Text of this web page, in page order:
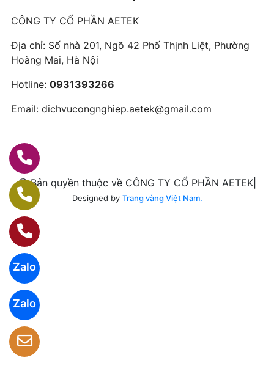
Zalo
Zalo
CÔNG TY CỔ PHẦN AETEK
Địa chỉ: Số nhà 201, Ngõ 42 Phố Thịnh Liệt, Phường
Hoàng Mai, Hà Nội
Hotline: 0931393266
Email: dichvucongnghiep.aetek@gmail.com
@ Bản quyền thuộc về CÔNG TY CỔ PHẦN AETEK|
Designed by Trang vàng Việt Nam.